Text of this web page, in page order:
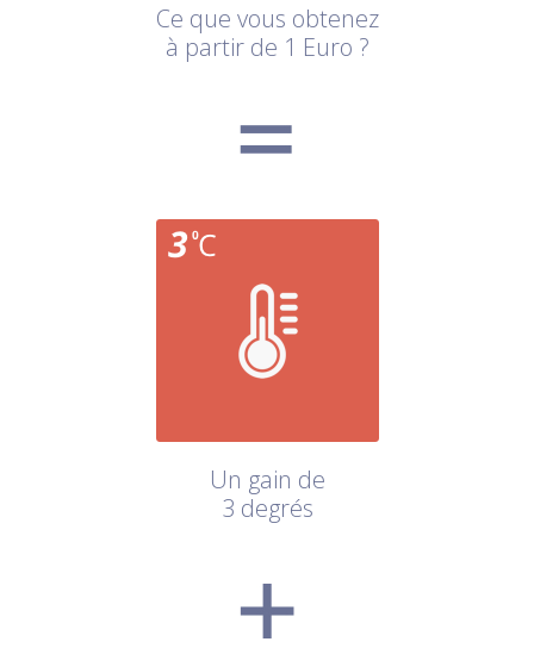
Ce que vous obtenez
à partir de 1 Euro ?
Un gain de
3 degrés